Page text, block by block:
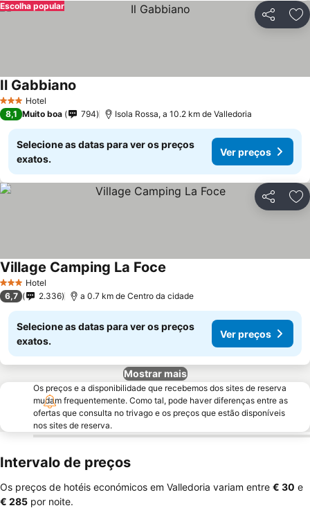
Partilhar
Escolha popular
3 EstrelasHotel
Il Gabbiano
8,1 Muito boa 794 Isola Rossa, a 10.2 km de Valledoria
Selecione as datas para ver os preços
exatos.
Ver preços
Partilhar
3 EstrelasHotel
Village Camping La Foce
6,7 2.336 a 0.7 km de Centro da cidade
Selecione as datas para ver os preços
exatos.
Ver preços
Mostrar mais
Os preços e a disponibilidade que recebemos dos sites de reserva
mudam frequentemente. Como tal, pode haver diferenças entre as
ofertas que consulta no trivago e os preços que estão disponíveis
nos sites de reserva.
Intervalo de preços
Os preços de hotéis económicos em Valledoria variam entre ‎€ 30 e
‎€ 285 por noite.